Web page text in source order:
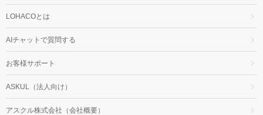
LOHACOとは
AIチャットで質問する
お客様サポート
ASKUL（法人向け）
アスクル株式会社（会社概要）